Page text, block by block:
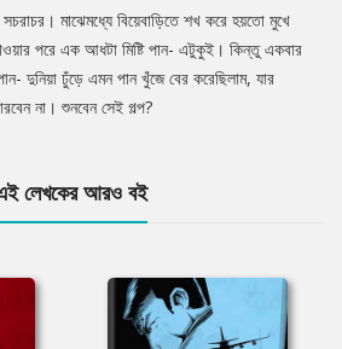
মাঝেমধ্যে বিয়েবাড়িতে শখ করে হয়তো মুখে
পরে এক আধটা মিষ্টি পান- এটুকুই। কিন্তু একবার
দুনিয়া ঢুঁড়ে এমন পান খুঁজে বের করেছিলাম, যার
না। শুনবেন সেই গল্প?
লেখকের আরও বই